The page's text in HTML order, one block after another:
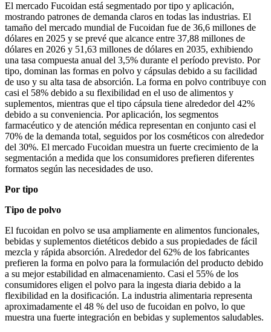
El mercado Fucoidan está segmentado por tipo y aplicación,
mostrando patrones de demanda claros en todas las industrias. El
tamaño del mercado mundial de Fucoidan fue de 36,6 millones de
dólares en 2025 y se prevé que alcance entre 37,88 millones de
dólares en 2026 y 51,63 millones de dólares en 2035, exhibiendo
una tasa compuesta anual del 3,5% durante el período previsto. Por
tipo, dominan las formas en polvo y cápsulas debido a su facilidad
de uso y su alta tasa de absorción. La forma en polvo contribuye con
casi el 58% debido a su flexibilidad en el uso de alimentos y
suplementos, mientras que el tipo cápsula tiene alrededor del 42%
debido a su conveniencia. Por aplicación, los segmentos
farmacéutico y de atención médica representan en conjunto casi el
70% de la demanda total, seguidos por los cosméticos con alrededor
del 30%. El mercado Fucoidan muestra un fuerte crecimiento de la
segmentación a medida que los consumidores prefieren diferentes
formatos según las necesidades de uso.
Por tipo
Tipo de polvo
El fucoidan en polvo se usa ampliamente en alimentos funcionales,
bebidas y suplementos dietéticos debido a sus propiedades de fácil
mezcla y rápida absorción. Alrededor del 62% de los fabricantes
prefieren la forma en polvo para la formulación del producto debido
a su mejor estabilidad en almacenamiento. Casi el 55% de los
consumidores eligen el polvo para la ingesta diaria debido a la
flexibilidad en la dosificación. La industria alimentaria representa
aproximadamente el 48 % del uso de fucoidan en polvo, lo que
muestra una fuerte integración en bebidas y suplementos saludables.